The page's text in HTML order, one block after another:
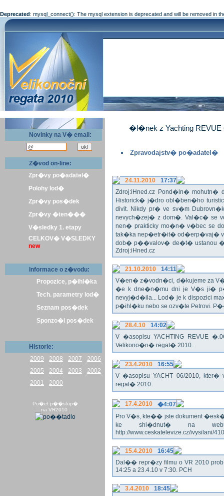
Deprecated: mysql_connect(): The mysql extension is deprecated and will be removed in
Novinky na V� email:
Z�vod on-line:
Zpr�vy po�adatel�
Polohy lod�
Zpr�vy pos�dek
Zpr�vy �ten���
V�sledky 1. etapy
CELKOV� V�SLEDKY
new
Informace o z�vodu:
Propozice, p�ihl�ka
Tech. parametry lod�
Seznam pos�dek
Sponzo�i pos�dek
Historie:
2009
2008 2007
2006
2005
2004 2003
2002
2001
2000
Po�et p��stup�
na VR2010:
�l�nek z Yachting REVUE
Zpravodajstv� po�adatel�
24.11.2010
17:37
Zdroj:iHned.cz Pond�ln�
Historick� j�dro obl�ben�ho
divit. Nikdy pr� ve sv�m
nevych�zej� z dom�. Val�c� se
nen� prakticky mo�n� v�bec se
tak�ka nep�etr�it� od�erp�vaj�
dob� p��valov� de�t� ustanou
Zdroj:iHned.cz
21.10.2010
14:11
V�en� z�vodn�ci, d�kujeme za V�
�e k dne�n�mu dni je V�s ji�
nevyj�d�ila... Lod� je k dispozici
p�ihl�ku nebo se ozv�te Petrovi.
28.4.10
14:02
V �asopisu YACHTING REVUE
Velikono�n� regat� 2010.
23.4.2010
16:55
V �asopisu YACHT 06/2010,
regat� 2010.
17.4.2010
�4:07
Pro V�s, kte�� jste dokument
ke shl�dnut� na
http://www.ceskatelevize.cz/ivysilani/
15.4.2010
16:45
Dal�� repr�zy filmu o VR 2010
14:25 a 23.4.10 v 7:30. PCH
3.4.2010
18:45